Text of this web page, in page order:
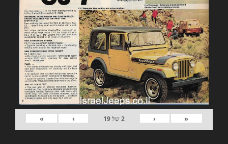
«
‹
2של19
›
»